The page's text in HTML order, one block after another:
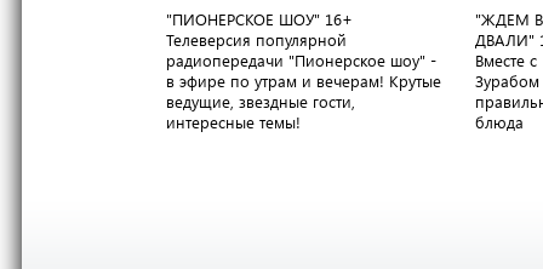
"ПИОНЕРСКОЕ ШОУ" 16+
Телеверсия популярной
радиопередачи "Пионерское шоу" -
в эфире по утрам и вечерам! Крутые
ведущие, звездные гости,
интересные темы!
"ЖДЕМ
ДВАЛИ"
Вместе
Зурабом
блюда